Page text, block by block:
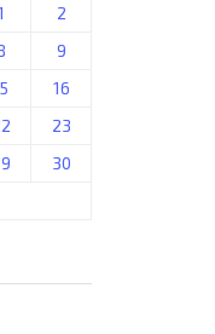
2
9
16
23
30